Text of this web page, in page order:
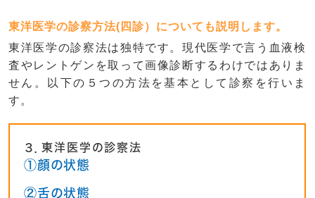
東洋医学の診察方法(四診）についても説明します。
東洋医学の診察法は独特です。現代医学で言う血液検
査やレントゲンを取って画像診断するわけではありま
せん。以下の５つの方法を基本として診察を行いま
す。
３．東洋医学の診察法
①顔の状態
②舌の状態